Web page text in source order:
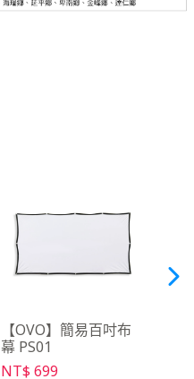
【OVO】簡易百吋布
幕 PS01
NT$ 699